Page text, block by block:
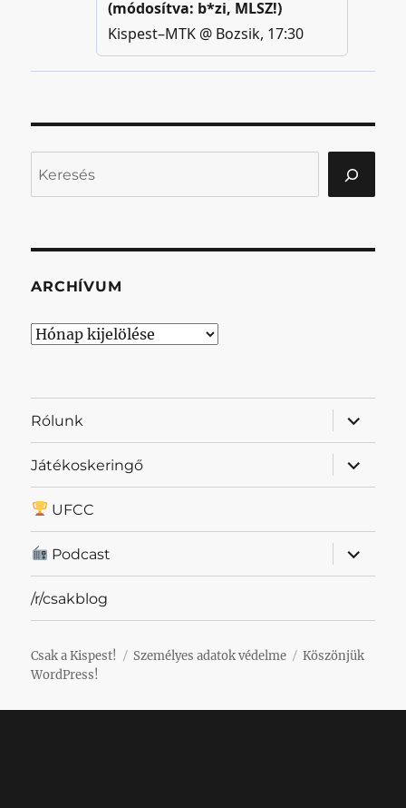
ARCHÍVUM
Archívum
Rólunk
almenü
Játékoskeringő
almenü
UFCC
Podcast
almenü
/r/csakblog
Csak a Kispest! Személyes adatok védelme
Köszönjük
WordPress!